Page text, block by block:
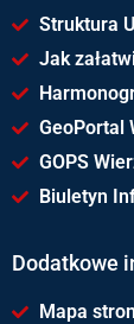
Struktura
Jak
GeoPortal
GOPS
Biuletyn
Dodatkowe
Mapa